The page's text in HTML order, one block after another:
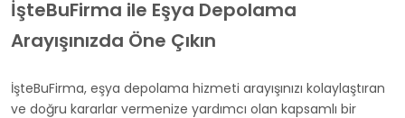
İşteBuFirma ile Eşya Depolama
Arayışınızda Öne Çıkın
İşteBuFirma, eşya depolama hizmeti arayışınızı kolaylaştıran
ve doğru kararlar vermenize yardımcı olan kapsamlı bir